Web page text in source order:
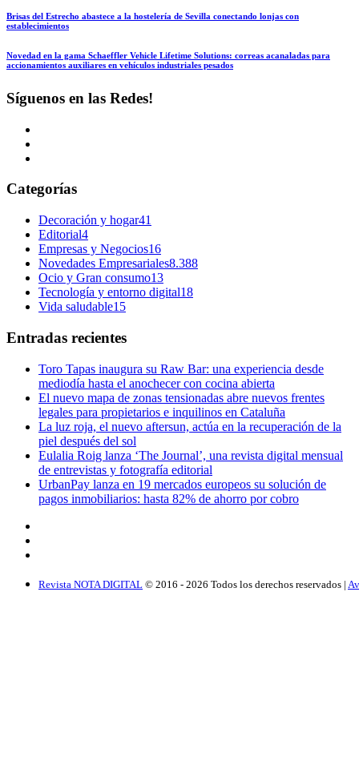
Brisas del Estrecho abastece a la hostelería de Sevilla conectando lonjas con
establecimientos
Novedad en la gama Schaeffler Vehicle Lifetime Solutions: correas acanaladas para
accionamientos auxiliares en vehículos industriales pesados
Síguenos en las Redes!
Categorías
Decoración y hogar41
Editorial4
Empresas y Negocios16
Novedades Empresariales8.388
Ocio y Gran consumo13
Tecnología y entorno digital18
Vida saludable15
Entradas recientes
Toro Tapas inaugura su Raw Bar: una experiencia desde
mediodía hasta el anochecer con cocina abierta
El nuevo mapa de zonas tensionadas abre nuevos frentes
legales para propietarios e inquilinos en Cataluña
La luz roja, el nuevo aftersun, actúa en la recuperación de la
piel después del sol
Eulalia Roig lanza ‘The Journal’, una revista digital mensual
de entrevistas y fotografía editorial
UrbanPay lanza en 19 mercados europeos su solución de
pagos inmobiliarios: hasta 82% de ahorro por cobro
Revista NOTA DIGITAL © 2016 - 2026 Todos los derechos reservados |